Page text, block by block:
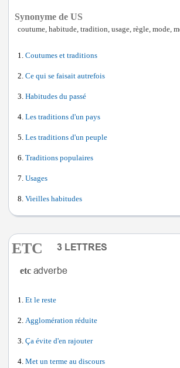
Synonyme de US
coutume, habitude, tradition, usage, règle, mode,
Coutumes et traditions
Ce qui se faisait autrefois
Habitudes du passé
Les traditions d'un pays
Les traditions d'un peuple
Traditions populaires
Usages
Vieilles habitudes
ETC
etc
Et le reste
Agglomération réduite
Ça évite d'en rajouter
Met un terme au discours